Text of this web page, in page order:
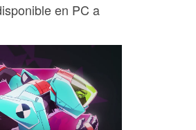
en PC a